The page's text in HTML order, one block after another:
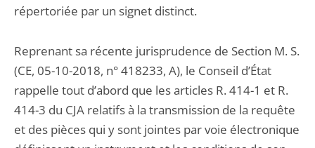
répertoriée par un signet distinct.
Reprenant sa récente jurisprudence de Section M. S.
(CE, 05-10-2018, n° 418233, A), le Conseil d’État
rappelle tout d’abord que les articles R. 414-1 et R.
414-3 du CJA relatifs à la transmission de la requête
et des pièces qui y sont jointes par voie électronique